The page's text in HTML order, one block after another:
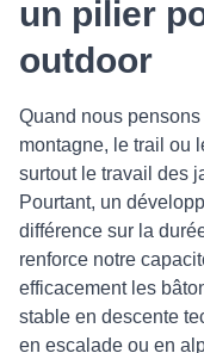
un pilier
outdoor
Quand nous
montagne, le trail ou
surtout le travail des
Pourtant, un
différence sur la
renforce notre
efficacement les
stable en descente
en escalade ou en